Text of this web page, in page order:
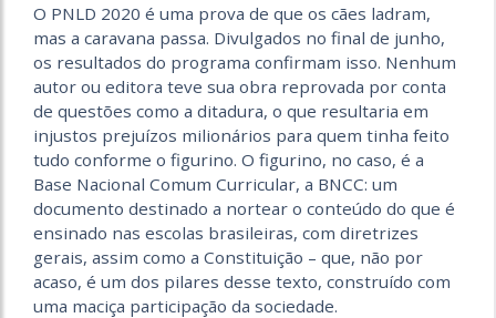
O PNLD 2020 é uma prova de que os cães ladram,
mas a caravana passa. Divulgados no final de junho,
os resultados do programa confirmam isso. Nenhum
autor ou editora teve sua obra reprovada por conta
de questões como a ditadura, o que resultaria em
injustos prejuízos milionários para quem tinha feito
tudo conforme o figurino. O figurino, no caso, é a
Base Nacional Comum Curricular, a BNCC: um
documento destinado a nortear o conteúdo do que é
ensinado nas escolas brasileiras, com diretrizes
gerais, assim como a Constituição – que, não por
acaso, é um dos pilares desse texto, construído com
uma maciça participação da sociedade.